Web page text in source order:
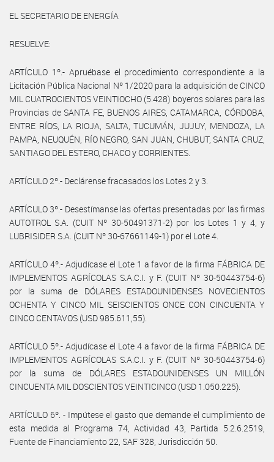
EL SECRETARIO DE ENERGÍA
RESUELVE:
ARTÍCULO 1º.- Apruébase el procedimiento correspondiente a la
Licitación Pública Nacional Nº 1/2020 para la adquisición de CINCO
MIL CUATROCIENTOS VEINTIOCHO (5.428) boyeros solares para las
Provincias de SANTA FE, BUENOS AIRES, CATAMARCA, CÓRDOBA,
ENTRE RÍOS, LA RIOJA, SALTA, TUCUMÁN, JUJUY, MENDOZA, LA
PAMPA, NEUQUÉN, RÍO NEGRO, SAN JUAN, CHUBUT, SANTA CRUZ,
SANTIAGO DEL ESTERO, CHACO y CORRIENTES.
ARTÍCULO 2º.- Declárense fracasados los Lotes 2 y 3.
ARTÍCULO 3º.- Desestímanse las ofertas presentadas por las firmas
AUTOTROL S.A. (CUIT Nº 30-50491371-2) por los Lotes 1 y 4, y
LUBRISIDER S.A. (CUIT Nº 30-67661149-1) por el Lote 4.
ARTÍCULO 4º.- Adjudícase el Lote 1 a favor de la firma FÁBRICA DE
IMPLEMENTOS AGRÍCOLAS S.A.C.I. y F. (CUIT Nº 30-50443754-6)
por la suma de DÓLARES ESTADOUNIDENSES NOVECIENTOS
OCHENTA Y CINCO MIL SEISCIENTOS ONCE CON CINCUENTA Y
CINCO CENTAVOS (USD 985.611,55).
ARTÍCULO 5º.- Adjudícase el Lote 4 a favor de la firma FÁBRICA DE
IMPLEMENTOS AGRÍCOLAS S.A.C.I. y F. (CUIT Nº 30-50443754-6)
por la suma de DÓLARES ESTADOUNIDENSES UN MILLÓN
CINCUENTA MIL DOSCIENTOS VEINTICINCO (USD 1.050.225).
ARTÍCULO 6º. - Impútese el gasto que demande el cumplimiento de
esta medida al Programa 74, Actividad 43, Partida 5.2.6.2519,
Fuente de Financiamiento 22, SAF 328, Jurisdicción 50.